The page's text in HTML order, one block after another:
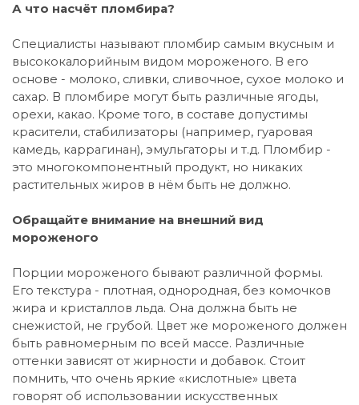
А что насчёт пломбира?
Специалисты называют пломбир самым вкусным и
высококалорийным видом мороженого. В его
основе - молоко, сливки, сливочное, сухое молоко и
сахар. В пломбире могут быть различные ягоды,
орехи, какао. Кроме того, в составе допустимы
красители, стабилизаторы (например, гуаровая
камедь, каррагинан), эмульгаторы и т.д. Пломбир -
это многокомпонентный продукт, но никаких
растительных жиров в нём быть не должно.
Обращайте внимание на внешний вид
мороженого
Порции мороженого бывают различной формы.
Его текстура - плотная, однородная, без комочков
жира и кристаллов льда. Она должна быть не
снежистой, не грубой. Цвет же мороженого должен
быть равномерным по всей массе. Различные
оттенки зависят от жирности и добавок. Стоит
помнить, что очень яркие «кислотные» цвета
говорят об использовании искусственных